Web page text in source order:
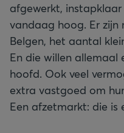
afgewerkt,
vandaag hoog. Er zijn
Belgen, het aantal
En die willen allemaal
hoofd. Ook veel
extra vastgoed om
Een afzetmarkt: die is